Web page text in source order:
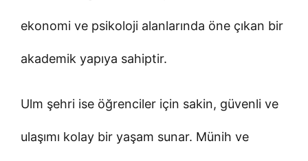
ekonomi ve psikoloji alanlarında öne çıkan bir
akademik yapıya sahiptir.
Ulm şehri ise öğrenciler için sakin, güvenli ve
ulaşımı kolay bir yaşam sunar. Münih ve